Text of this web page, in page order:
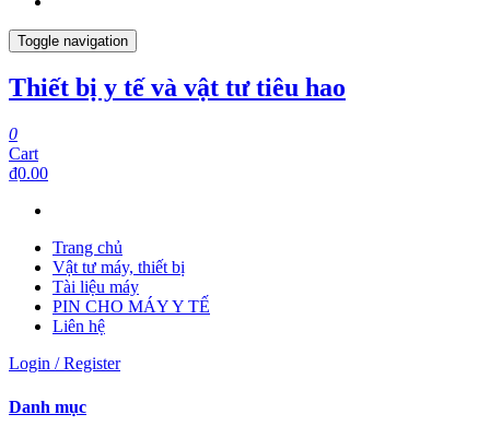
Toggle navigation
Thiết bị y tế và vật tư tiêu hao
0
Cart
₫0.00
Trang chủ
Vật tư máy, thiết bị
Tài liệu máy
PIN CHO MÁY Y TẾ
Liên hệ
Login / Register
Danh mục